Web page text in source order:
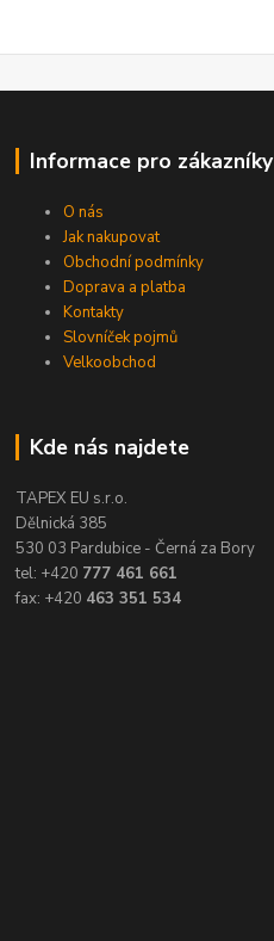
Informace pro zákazníky
O nás
Jak nakupovat
Obchodní podmínky
Doprava a platba
Kontakty
Slovníček pojmů
Velkoobchod
Kde nás najdete
TAPEX EU s.r.o.
Dělnická 385
530 03 Pardubice - Černá za Bory
tel: +420 777 461 661
fax: +420 463 351 534